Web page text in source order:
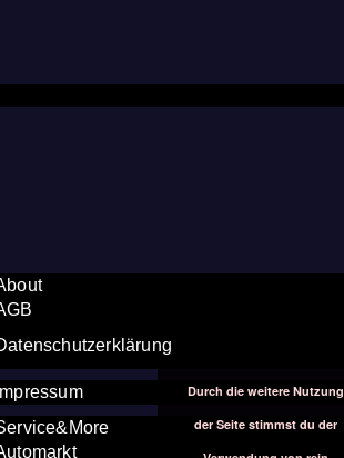
Durch die weitere Nutzung
der Seite stimmst du der